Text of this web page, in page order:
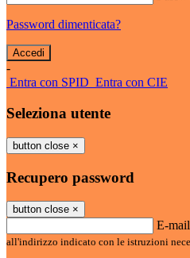
Password dimenticata?
-
Entra con SPID Entra con CIE
Seleziona utente
button close ×
Recupero password
button close ×
E-mail
all'indirizzo indicato con le istruzioni